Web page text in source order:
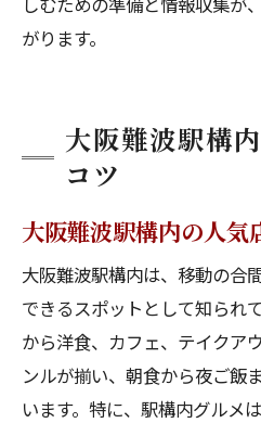
がります。
大阪難波駅構
コツ
大阪難波駅構内の人気
大阪難波駅構内は、移動の合
できるスポットとして知られ
から洋食、カフェ、テイクア
ンルが揃い、朝食から夜ご飯
います。特に、駅構内グルメ